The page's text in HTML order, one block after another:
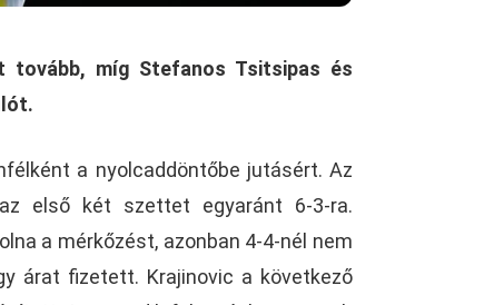
míg Stefanos Tsitsipas és
a nyolcaddöntőbe jutásért. Az
első két szettet egyaránt 6-3-ra.
a mérkőzést, azonban 4-4-nél nem
árat fizetett. Krajinovic a következő